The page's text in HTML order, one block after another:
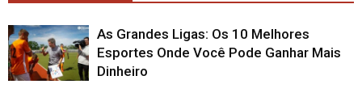
As Grandes Ligas: Os 10 Melhores
Esportes Onde Você Pode Ganhar Mais
Dinheiro